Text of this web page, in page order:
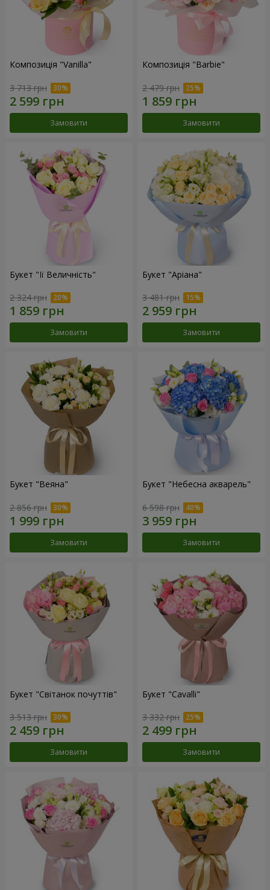
Композиція "Vanilla"
3 713 грн
Замовити
Композиція "Barbie"
2 479 грн
Замовити
Букет "Її Величність"
2 324 грн
Замовити
Букет "Аріана"
3 481 грн
Замовити
Букет "Веяна"
2 856 грн
Замовити
Букет "Небесна акварель"
6 598 грн
Замовити
Букет "Світанок почуттів"
3 513 грн
Замовити
Букет "Cаvalli"
3 332 грн
Замовити